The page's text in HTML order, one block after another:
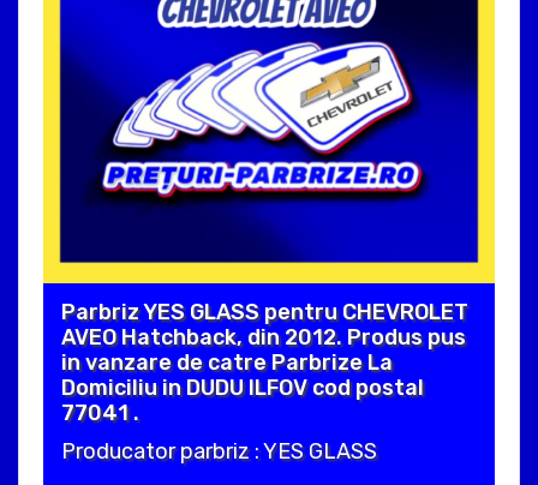
Parbriz YES GLASS pentru CHEVROLET
AVEO Hatchback, din 2012. Produs pus
in vanzare de catre Parbrize La
Domiciliu in DUDU ILFOV cod postal
77041 .
Producator parbriz : YES GLASS